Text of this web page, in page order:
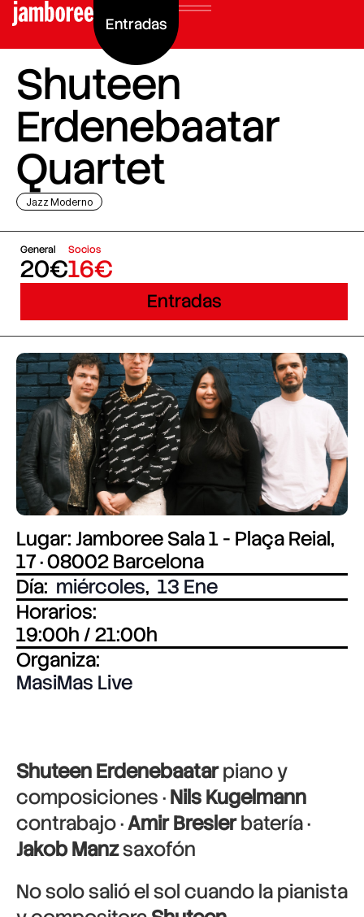
Entradas
Shuteen
Erdenebaatar
Quartet
Jazz Moderno
General
20€
Socios
16€
Entradas
Lugar: Jamboree Sala 1 - Plaça Reial,
17 · 08002 Barcelona
Día: miércoles, 13 Ene
Horarios:
19:00h / 21:00h
Organiza:
MasiMas Live
Shuteen Erdenebaatarpiano y
composiciones ·Nils Kugelmann
contrabajo ·Amir Breslerbatería ·
Jakob Manzsaxofón
No solo salió el sol cuando la pianista